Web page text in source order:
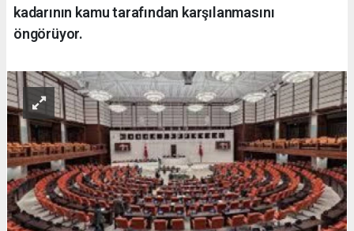
kadarının kamu tarafından karşılanmasını
öngörüyor.